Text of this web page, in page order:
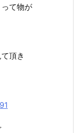
て物が
頂き